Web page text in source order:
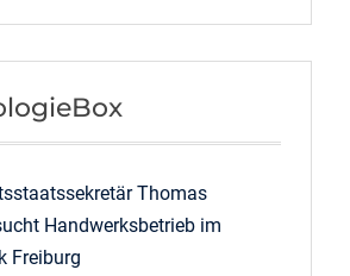
Thomas
Handwerksbetrieb im
Freiburg